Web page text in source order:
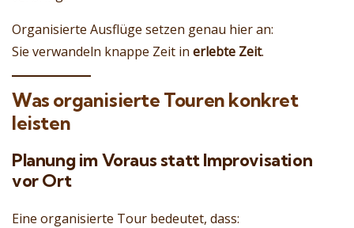
Organisierte Ausflüge setzen genau hier an:
Sie verwandeln knappe Zeit in erlebte Zeit.
Was organisierte Touren konkret
leisten
Planung im Voraus statt Improvisation
vor Ort
Eine organisierte Tour bedeutet, dass: